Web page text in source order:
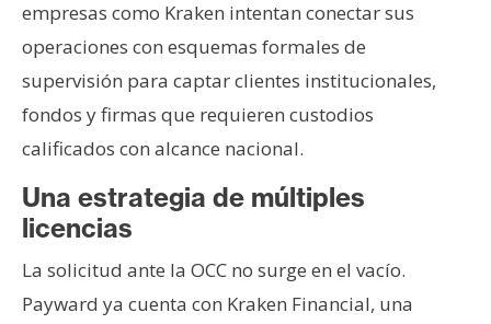
empresas como Kraken intentan conectar sus
operaciones con esquemas formales de
supervisión para captar clientes institucionales,
fondos y firmas que requieren custodios
calificados con alcance nacional.
Una estrategia de múltiples
licencias
La solicitud ante la OCC no surge en el vacío.
Payward ya cuenta con Kraken Financial, una